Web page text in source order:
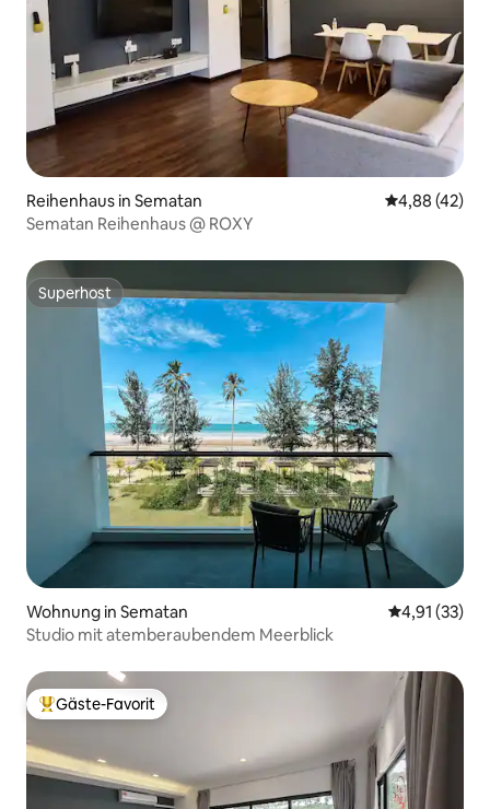
Reihenhaus in Sematan
4,88 (42)
Sematan Reihenhaus @ ROXY
Superhost
Superhost
Wohnung in Sematan
4,91 (33)
Studio mit atemberaubendem Meerblick
Beliebter Gäste-Favorit.
Gäste-Favorit